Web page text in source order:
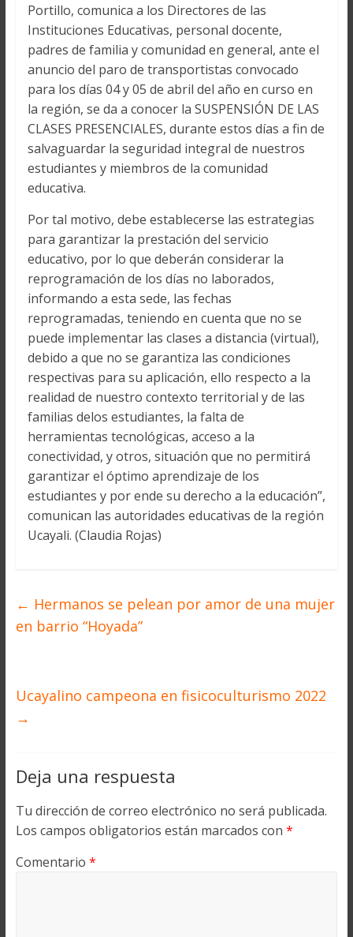
Portillo, comunica a los Directores de las
Instituciones Educativas, personal docente,
padres de familia y comunidad en general, ante el
anuncio del paro de transportistas convocado
para los días 04 y 05 de abril del año en curso en
la región, se da a conocer la SUSPENSIÓN DE LAS
CLASES PRESENCIALES, durante estos días a fin de
salvaguardar la seguridad integral de nuestros
estudiantes y miembros de la comunidad
educativa.
Por tal motivo, debe establecerse las estrategias
para garantizar la prestación del servicio
educativo, por lo que deberán considerar la
reprogramación de los días no laborados,
informando a esta sede, las fechas
reprogramadas, teniendo en cuenta que no se
puede implementar las clases a distancia (virtual),
debido a que no se garantiza las condiciones
respectivas para su aplicación, ello respecto a la
realidad de nuestro contexto territorial y de las
familias delos estudiantes, la falta de
herramientas tecnológicas, acceso a la
conectividad, y otros, situación que no permitirá
garantizar el óptimo aprendizaje de los
estudiantes y por ende su derecho a la educación”,
comunican las autoridades educativas de la región
Ucayali. (Claudia Rojas)
← Hermanos se pelean por amor de una mujer
en barrio “Hoyada”
Ucayalino campeona en fisicoculturismo 2022
→
Deja una respuesta
Tu dirección de correo electrónico no será publicada.
Los campos obligatorios están marcados con *
Comentario *